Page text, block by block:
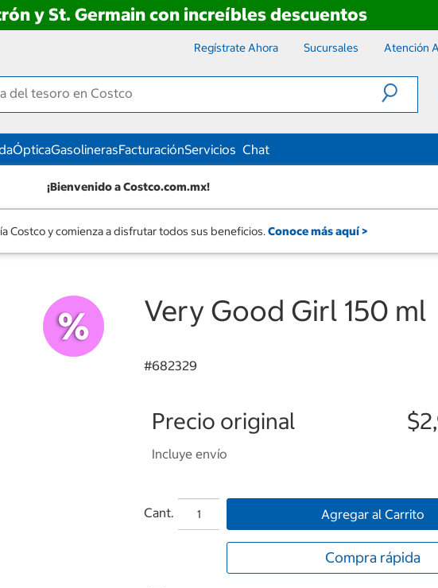
y St. Germain con increíbles descuentos
Regístrate Ahora Sucursales Atención
ÓpticaGasolinerasFacturaciónServicios Chat
¡Bienvenido a Costco.com.mx!
Costco y comienza a disfrutar todos sus beneficios. Conoce más aquí >
Very Good Girl 150 ml
#682329
Precio original
Incluye envío
Cant. Agregar al Carrito
Compra rápida